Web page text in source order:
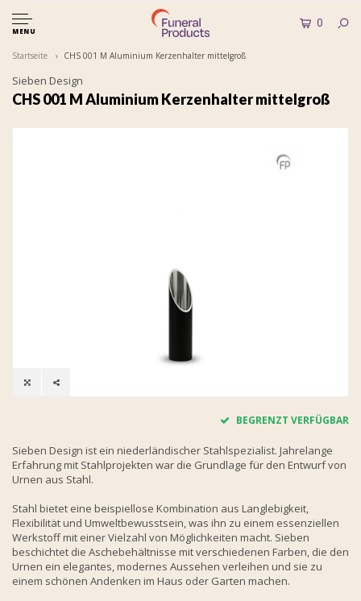
MENU
0
Startseite CHS 001 M Aluminium Kerzenhalter mittelgroß
Sieben Design
CHS 001 M Aluminium Kerzenhalter mittelgroß
BEGRENZT VERFÜGBAR
Sieben Design ist ein niederländischer Stahlspezialist. Jahrelange
Erfahrung mit Stahlprojekten war die Grundlage für den Entwurf von
Urnen aus Stahl.
Stahl bietet eine beispiellose Kombination aus Langlebigkeit,
Flexibilität und Umweltbewusstsein, was ihn zu einem essenziellen
Werkstoff mit einer Vielzahl von Möglichkeiten macht. Sieben
beschichtet die Aschebehältnisse mit verschiedenen Farben, die den
Urnen ein elegantes, modernes Aussehen verleihen und sie zu
einem schönen Andenken im Haus oder Garten machen.